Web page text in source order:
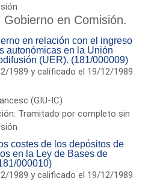
en Comisión.
en relación con el ingreso
autonómicas en la Unión
(UER). (181/000009)
1989 y calificado el 19/12/1989
(GIU-IC)
Tramitado por completo sin
costes de los depósitos de
en la Ley de Bases de
000010)
1989 y calificado el 19/12/1989